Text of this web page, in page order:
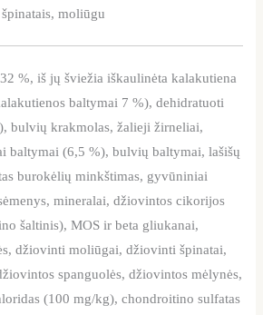
moliūgu
%, iš jų šviežia iškaulinėta kalakutiena
baltymai 7 %), dehidratuoti
bulvių krakmolas, žalieji žirneliai,
baltymai (6,5 %), bulvių baltymai, lašišų
burokėlių minkštimas, gyvūniniai
mineralai, džiovintos cikorijos
šaltinis), MOS ir beta gliukanai,
džiovinti moliūgai, džiovinti špinatai,
spanguolės, džiovintos mėlynės,
(100 mg/kg), chondroitino sulfatas